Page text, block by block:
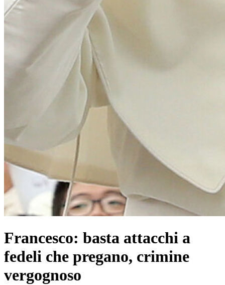
Francesco: basta attacchi a
fedeli che pregano, crimine
vergognoso